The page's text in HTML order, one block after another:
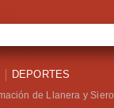
DEPORTES
de Llanera y Siero